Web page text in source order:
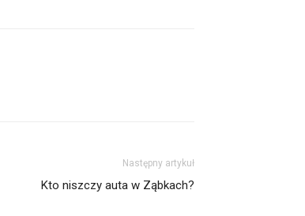
Następny artykuł
Kto niszczy auta w Ząbkach?